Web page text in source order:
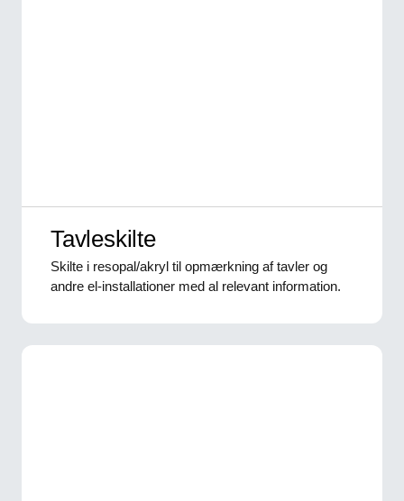
Tavleskilte
Skilte i resopal/akryl til opmærkning af tavler og
andre el-installationer med al relevant information.